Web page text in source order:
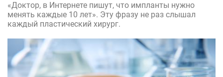
«Доктор, в Интернете пишут, что импланты нужно
менять каждые 10 лет». Эту фразу не раз слышал
каждый пластический хирург.